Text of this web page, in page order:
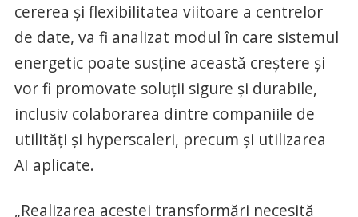
cererea și flexibilitatea viitoare a centrelor
de date, va fi analizat modul în care sistemul
energetic poate susține această creștere și
vor fi promovate soluții sigure și durabile,
inclusiv colaborarea dintre companiile de
utilități și hyperscaleri, precum și utilizarea
AI aplicate.
„Realizarea acestei transformări necesită